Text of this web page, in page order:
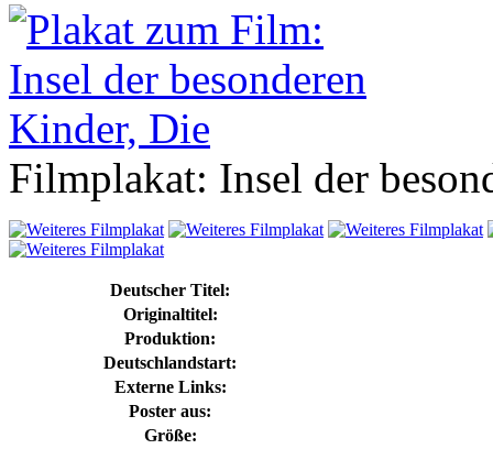
Filmplakat: Insel der
Deutscher Titel:
Originaltitel:
Produktion:
Deutschlandstart:
Externe Links:
Poster aus:
Größe: